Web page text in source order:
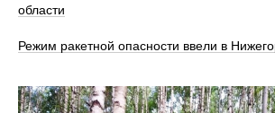
области
Режим ракетной опасности ввели в